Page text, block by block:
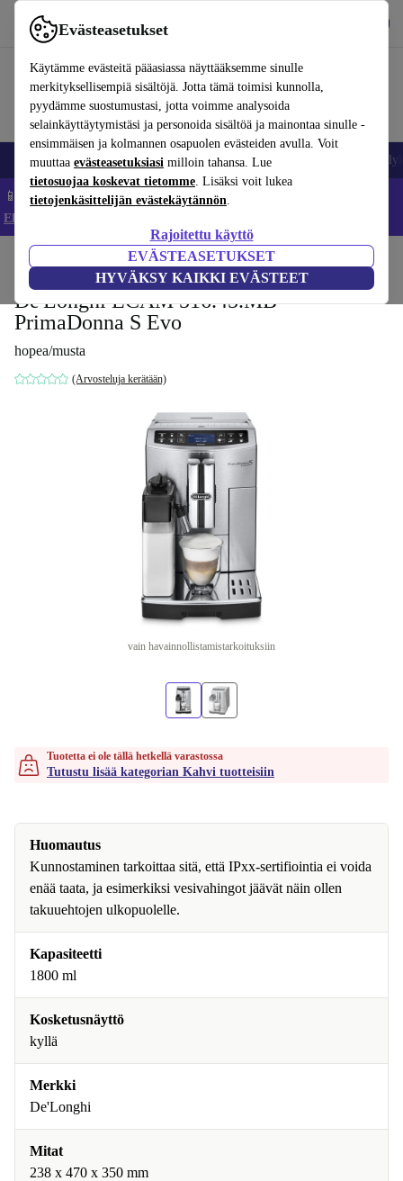
Evästeasetukset
Käytämme evästeitä pääasiassa näyttääksemme sinulle
merkityksellisempiä sisältöjä. Jotta tämä toimisi kunnolla,
pyydämme suostumustasi, jotta voimme analysoida
selainkäyttäytymistäsi ja personoida sisältöä ja mainontaa sinulle -
ensimmäisen ja kolmannen osapuolen evästeiden avulla. Voit
muuttaa evästeasetuksiasi milloin tahansa. Lue
tietosuojaa koskevat tietomme. Lisäksi voit lukea
tietojenkäsittelijän evästekäytännön.
Rajoitettu käyttö
EVÄSTEASETUKSET
HYVÄKSY KAIKKI EVÄSTEET
Käytä refurbed-palvelua nopeasti ja helposti
Matkapuhelimet ja älypuhelimet Kannettavat tietokoneet
📱 Säästä 5 % LISÄÄ iPhoneista – Koodi: IPHONEDEAL –
Ehdot ja säännöt
Juomat Kahvi
De'Longhi ECAM 516.45.MB
PrimaDonna S Evo
hopea/musta
(Arvosteluja kerätään)
vain havainnollistamistarkoituksiin
Tuotetta ei ole tällä hetkellä varastossa
Tutustu lisää kategorian Kahvi tuotteisiin
Huomautus
Kunnostaminen tarkoittaa sitä, että IPxx-sertifiointia ei voida
enää taata, ja esimerkiksi vesivahingot jäävät näin ollen
takuuehtojen ulkopuolelle.
Kapasiteetti
1800 ml
Kosketusnäyttö
kyllä
Merkki
De'Longhi
Mitat
238 x 470 x 350 mm